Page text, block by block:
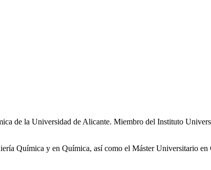
de la Universidad de Alicante. Miembro del Instituto
Química y en Química, así como el Máster Universitario